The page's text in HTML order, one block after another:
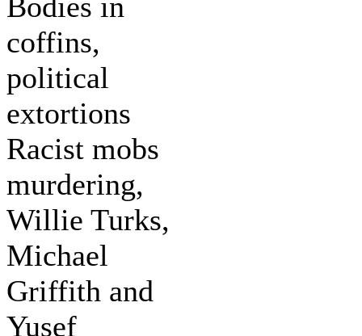
Bodies in
coffins,
political
extortions
Racist mobs
murdering,
Willie Turks,
Michael
Griffith and
Yusef